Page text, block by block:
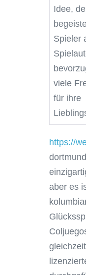
Idee,
Spieler
viele
für ihre
https://
aber es